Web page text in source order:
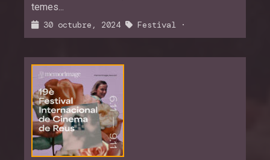
temes...
30 octubre, 2024 Festival ·